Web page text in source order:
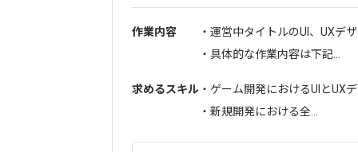
作業内容
・運営中タイトルのUI、UXデ
・具体的な作業内容は下記...
求めるスキル ・ゲーム開発におけるUIとUX
・新規開発における全...